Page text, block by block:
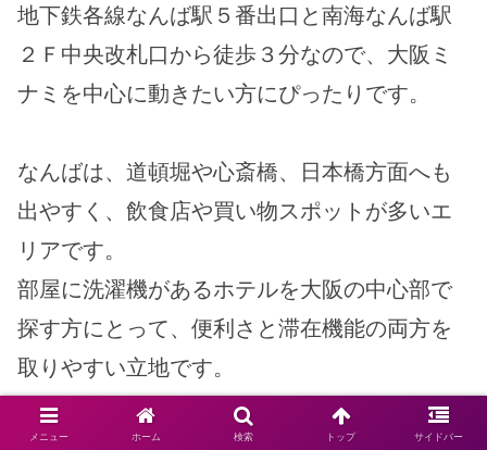
地下鉄各線なんば駅５番出口と南海なんば駅
２Ｆ中央改札口から徒歩３分なので、大阪ミ
ナミを中心に動きたい方にぴったりです。
なんばは、道頓堀や心斎橋、日本橋方面へも
出やすく、飲食店や買い物スポットが多いエ
リアです。
部屋に洗濯機があるホテルを大阪の中心部で
探す方にとって、便利さと滞在機能の両方を
取りやすい立地です。
メニュー ホーム 検索 トップ サイドバー